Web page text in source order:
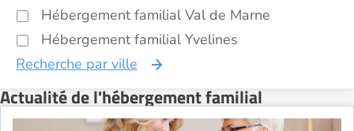
Hébergement familial Val de Marne
Hébergement familial Yvelines
Recherche par ville
Actualité de l'hébergement familial